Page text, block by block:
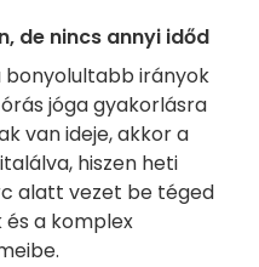
de nincs annyi időd
bonyolultabb irányok
jóga gyakorlásra
van ideje, akkor a
hiszen heti
alatt vezet be téged
a komplex